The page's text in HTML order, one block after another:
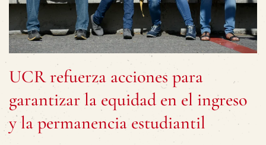
UCR refuerza acciones para
garantizar la equidad en el ingreso
y la permanencia estudiantil